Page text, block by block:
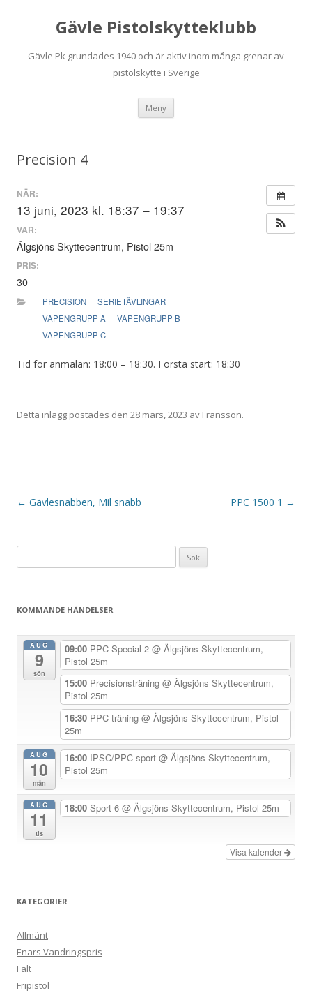
Gävle Pistolskytteklubb
Gävle Pk grundades 1940 och är aktiv inom många grenar av
pistolskytte i Sverige
Meny
Precision 4
NÄR:
13 juni, 2023 kl. 18:37 – 19:37
VAR:
Älgsjöns Skyttecentrum, Pistol 25m
PRIS:
30
PRECISION
SERIETÄVLINGAR
VAPENGRUPP A
VAPENGRUPP B
VAPENGRUPP C
Tid för anmälan: 18:00 – 18:30. Första start: 18:30
Detta inlägg postades den 28 mars, 2023 av Fransson.
I
n
n
← Gävlesnabben, Mil snabb PPC 1500 1 →
efter:
KOMMANDE HÄNDELSER
AUG
9
sön
09:00 PPC Special 2 @ Älgsjöns Skyttecentrum,
Pistol 25m
15:00 Precisionsträning @ Älgsjöns Skyttecentrum,
Pistol 25m
16:30 PPC-träning @ Älgsjöns Skyttecentrum, Pistol
25m
AUG
10
mån
16:00 IPSC/PPC-sport @ Älgsjöns Skyttecentrum,
Pistol 25m
AUG
11
tis
18:00 Sport 6 @ Älgsjöns Skyttecentrum, Pistol 25m
Visa kalender
KATEGORIER
Allmänt
Enars Vandringspris
Fält
Fripistol